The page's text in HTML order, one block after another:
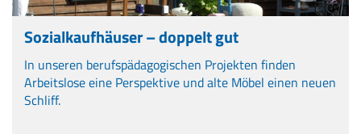
Sozialkaufhäuser – doppelt gut
In unseren berufspädagogischen Projekten finden
Arbeitslose eine Perspektive und alte Möbel einen neuen
Schliff.